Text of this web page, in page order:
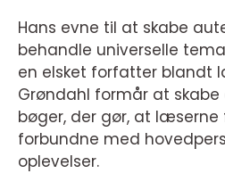
Hans evne til at skabe
behandle universelle
en elsket forfatter blandt
Grøndahl formår at
bøger, der gør, at læserne
forbundne med
oplevelser.